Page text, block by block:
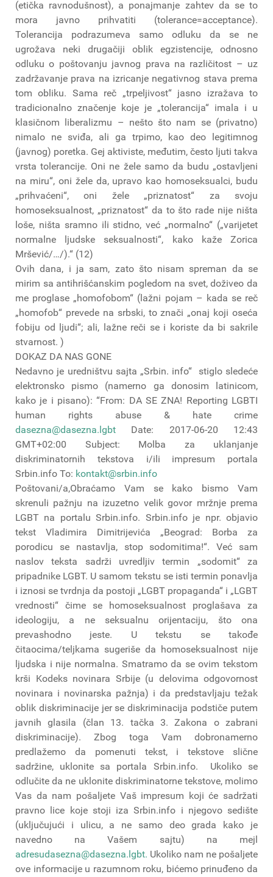
(etička ravnodušnost), a ponajmanje zahtev da se to
mora javno prihvatiti (tolerance=acceptance).
Tolerancija podrazumeva samo odluku da se ne
ugrožava neki drugačiji oblik egzistencije, odnosno
odluku o poštovanju javnog prava na različitost – uz
zadržavanje prava na izricanje negativnog stava prema
tom obliku. Sama reč „trpeljivost“ jasno izražava to
tradicionalno značenje koje je „tolerancija“ imala i u
klasičnom liberalizmu – nešto što nam se (privatno)
nimalo ne sviđa, ali ga trpimo, kao deo legitimnog
(javnog) poretka. Gej aktiviste, međutim, često ljuti takva
vrsta tolerancije. Oni ne žele samo da budu „ostavljeni
na miru“, oni žele da, upravo kao homoseksualci, budu
„prihvaćeni“, oni žele „priznatost“ za svoju
homoseksualnost, „priznatost“ da to što rade nije ništa
loše, ništa sramno ili stidno, već „normalno“ („varijetet
normalne ljudske seksualnosti“, kako kaže Zorica
Mršević/…/).“ (12)
Ovih dana, i ja sam, zato što nisam spreman da se
mirim sa antihrišćanskim pogledom na svet, doživeo da
me proglase „homofobom“ (lažni pojam – kada se reč
„homofob“ prevede na srbski, to znači „onaj koji oseća
fobiju od ljudi“; ali, lažne reči se i koriste da bi sakrile
stvarnost. )
DOKAZ DA NAS GONE
Nedavno je uredništvu sajta „Srbin. info“ stiglo sledeće
elektronsko pismo (namerno ga donosim latinicom,
kako je i pisano): “From: DA SE ZNA! Reporting LGBTI
human rights abuse & hate crime
dasezna@dasezna.lgbt Date: 2017-06-20 12:43
GMT+02:00 Subject: Molba za uklanjanje
diskriminatornih tekstova i/ili impresum portala
Srbin.info To: kontakt@srbin.info
Poštovani/a,Obraćamo Vam se kako bismo Vam
skrenuli pažnju na izuzetno velik govor mržnje prema
LGBT na portalu Srbin.info. Srbin.info je npr. objavio
tekst Vladimira Dimitrijevića „Beograd: Borba za
porodicu se nastavlja, stop sodomitima!“. Već sam
naslov teksta sadrži uvredljiv termin „sodomit“ za
pripadnike LGBT. U samom tekstu se isti termin ponavlja
i iznosi se tvrdnja da postoji „LGBT propaganda“ i „LGBT
vrednosti“ čime se homoseksualnost proglašava za
ideologiju, a ne seksualnu orijentaciju, što ona
prevashodno jeste. U tekstu se takođe
čitaocima/teljkama sugeriše da homoseksualnost nije
ljudska i nije normalna. Smatramo da se ovim tekstom
krši Kodeks novinara Srbije (u delovima odgovornost
novinara i novinarska pažnja) i da predstavljaju težak
oblik diskriminacije jer se diskriminacija podstiče putem
javnih glasila (član 13. tačka 3. Zakona o zabrani
diskriminacije). Zbog toga Vam dobronamerno
predlažemo da pomenuti tekst, i tekstove slične
sadržine, uklonite sa portala Srbin.info. Ukoliko se
odlučite da ne uklonite diskriminatorne tekstove, molimo
Vas da nam pošaljete Vaš impresum koji će sadržati
pravno lice koje stoji iza Srbin.info i njegovo sedište
(uključujući i ulicu, a ne samo deo grada kako je
navedno na Vašem sajtu) na mejl
adresudasezna@dasezna.lgbt. Ukoliko nam ne pošaljete
ove informacije u razumnom roku, bićemo prinuđeno da